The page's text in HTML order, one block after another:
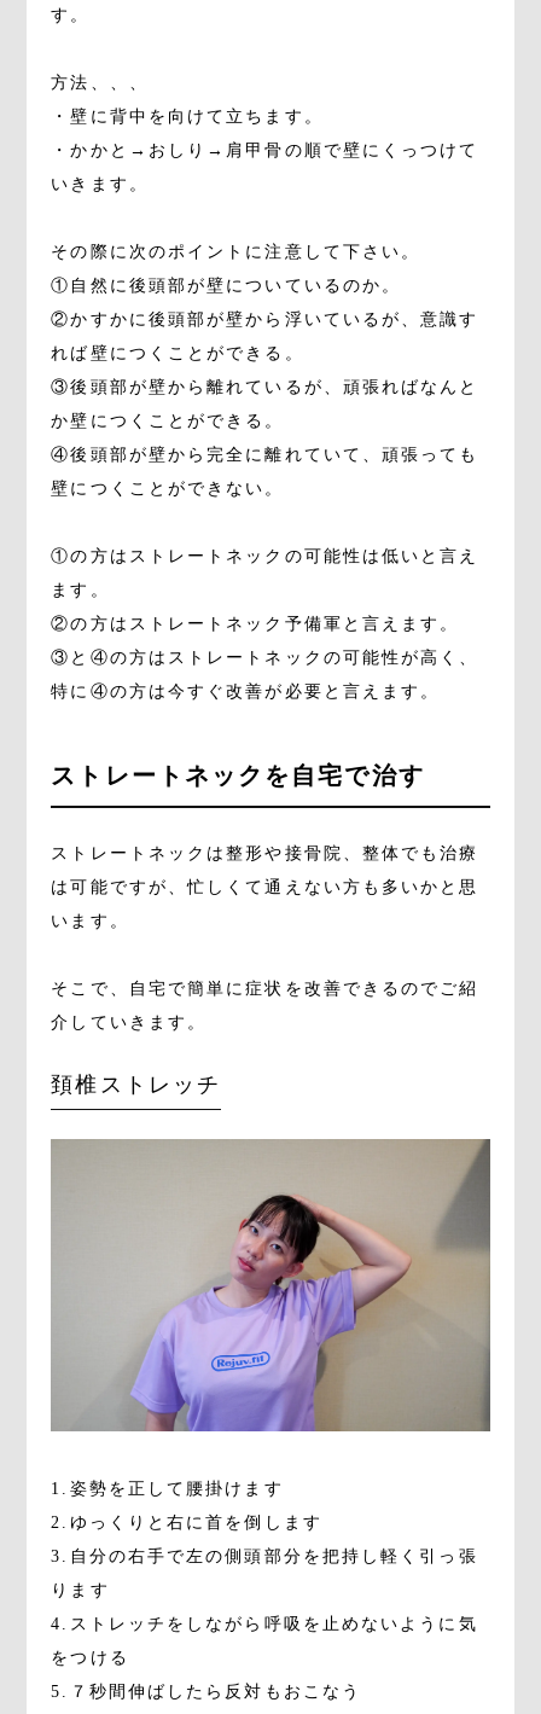
す。
方法、、、
・壁に背中を向けて立ちます。
・かかと→おしり→肩甲骨の順で壁にくっつけて
いきます。
その際に次のポイントに注意して下さい。
①自然に後頭部が壁についているのか。
②かすかに後頭部が壁から浮いているが、意識す
れば壁につくことができる。
③後頭部が壁から離れているが、頑張ればなんと
か壁につくことができる。
④後頭部が壁から完全に離れていて、頑張っても
壁につくことができない。
①の方はストレートネックの可能性は低いと言え
ます。
②の方はストレートネック予備軍と言えます。
③と④の方はストレートネックの可能性が高く、
特に④の方は今すぐ改善が必要と言えます。
ストレートネックを自宅で治す
ストレートネックは整形や接骨院、整体でも治療
は可能ですが、忙しくて通えない方も多いかと思
います。
そこで、自宅で簡単に症状を改善できるのでご紹
介していきます。
頚椎ストレッチ
1.姿勢を正して腰掛けます
2.ゆっくりと右に首を倒します
3.自分の右手で左の側頭部分を把持し軽く引っ張
ります
4.ストレッチをしながら呼吸を止めないように気
をつける
5.７秒間伸ばしたら反対もおこなう